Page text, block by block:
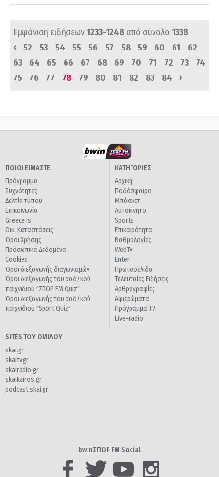
Εμφάνιση ειδήσεων1233-1248 από σύνολο 1338
‹
52 53 54 55 56 57 58 59 60 61
62
63
64 65 66 67 68 69 70 71 72 73
74
75
76 77 78 79 80 81 82 83 84 ›
ΠΟΙΟΙ ΕΙΜΑΣΤΕ
Πρόγραμμα
Συχνότητες
Δελτία τύπου
Επικοινωνία
Greece Is
Οικ. Καταστάσεις
Όροι Χρήσης
Προσωπικά Δεδομένα
Cookies
Όροι διεξαγωγής διαγωνισμών
Όροι διεξαγωγής του ραδ/κού
παιχνιδιού "ΣΠΟΡ FM Quiz"
Όροι διεξαγωγής του ραδ/κού
παιχνιδιού "Sport Quiz"
ΚΑΤΗΓΟΡΙΕΣ
Αρχική
Ποδόσφαιρο
Μπάσκετ
Αυτοκίνητο
Sports
Επικαιρότητα
Βαθμολογίες
WebTv
Enter
Πρωτοσέλιδα
Τελευταίες Ειδήσεις
Αρθρογραφίες
Αφιερώματα
Πρόγραμμα TV
Live-radio
SITES ΤΟΥ ΟΜΙΛΟΥ
skai.gr
skaitv.gr
skairadio.gr
skaikairos.gr
podcast.skai.gr
bwinΣΠΟΡ FM Social